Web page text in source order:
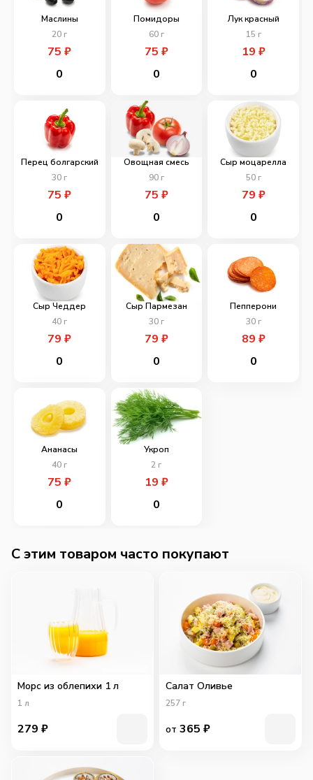
Маслины
20 г
75₽
0
Помидоры
60г
75 ₽
0
Лук красный
15 г
19 ₽
0
Перец болгарский
30 г
75₽
0
Овощная смесь
90г
75 ₽
0
Сыр моцарелла
50г
79 ₽
0
Сыр Чеддер
40 г
79₽
0
Сыр Пармезан
30г
79 ₽
0
Пепперони
30г
89 ₽
0
Ананасы
40 г
75₽
0
Укроп
2 г
19 ₽
0
C этим товаром часто покупают
Морс из облепихи 1 л
1 л
279 ₽
Салат Оливье
257 г
от 365 ₽